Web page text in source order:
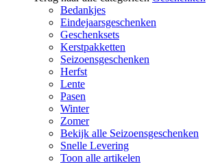
Bedankjes
Eindejaarsgeschenken
Geschenksets
Kerstpakketten
Seizoensgeschenken
Herfst
Lente
Pasen
Winter
Zomer
Bekijk alle Seizoensgeschenken
Snelle Levering
Toon alle artikelen